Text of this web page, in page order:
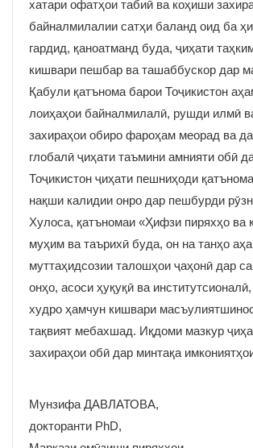
хатари офатҳои табиӣ ва коҳиши
байналмилалии сатҳи баланд оид ба
гардид, қаноатманд буда, ҷиҳати
кишвари пешбар ва ташаббускор дар
Қабули қатънома барои Тоҷикистон
лоиҳаҳои байналмилалӣ, рушди илмӣ
захираҳои обиро фароҳам меорад ва
глобалӣ ҷиҳати таъмини амнияти обӣ
Тоҷикистон ҷиҳати пешниҳоди
нақши калидии онро дар пешбурди
Хулоса, қатъномаи «Ҳифзи пиряхҳо ва
муҳим ва таърихӣ буда, он на танҳо
муттаҳидсозии талошҳои ҷаҳонӣ дар
онҳо, асоси ҳуқуқӣ ва
худро ҳамчун кишвари
тақвият мебахшад. Иқдоми мазкур
захираҳои обӣ дар минтақа
Мунзифа ДАВЛАТОВА,
докторанти PhD,